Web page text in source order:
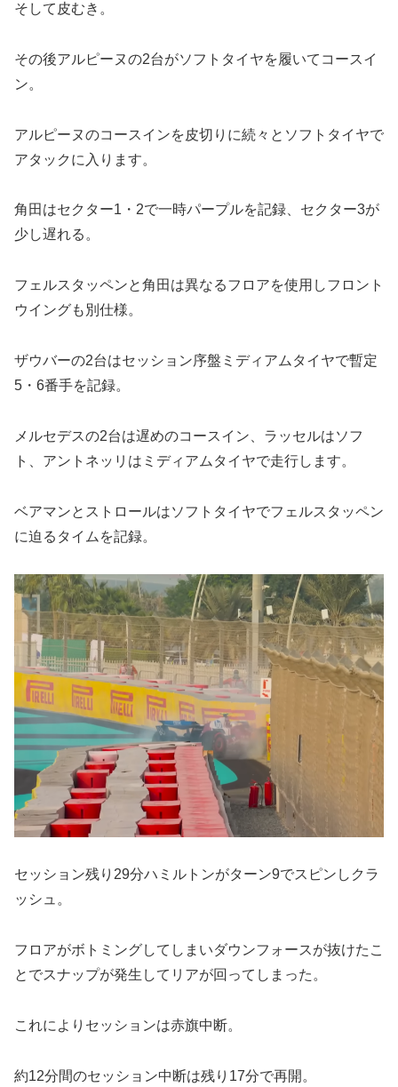
そして皮むき。
その後アルピーヌの2台がソフトタイヤを履いてコースイ
ン。
アルピーヌのコースインを皮切りに続々とソフトタイヤで
アタックに入ります。
角田はセクター1・2で一時パープルを記録、セクター3が
少し遅れる。
フェルスタッペンと角田は異なるフロアを使用しフロント
ウイングも別仕様。
ザウバーの2台はセッション序盤ミディアムタイヤで暫定
5・6番手を記録。
メルセデスの2台は遅めのコースイン、ラッセルはソフ
ト、アントネッリはミディアムタイヤで走行します。
ベアマンとストロールはソフトタイヤでフェルスタッペン
に迫るタイムを記録。
セッション残り29分ハミルトンがターン9でスピンしクラ
ッシュ。
フロアがボトミングしてしまいダウンフォースが抜けたこ
とでスナップが発生してリアが回ってしまった。
これによりセッションは赤旗中断。
約12分間のセッション中断は残り17分で再開。